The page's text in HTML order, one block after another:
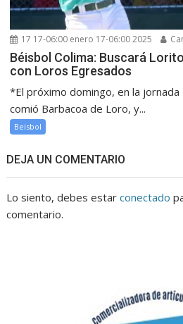
17 17-06:00 enero 17-06:00 2025
Béisbol Colima: Buscará
con Loros Egresados
*El próximo domingo, en la jornada
comió Barbacoa de Loro, y...
Beisbol
DEJA UN COMENTARIO
Lo siento, debes estarconectado
comentario.